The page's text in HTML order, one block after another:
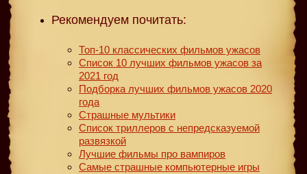
Рекомендуем почитать:
Топ-10 классических фильмов ужасов
Список 10 лучших фильмов ужасов за
2021 год
Подборка лучших фильмов ужасов 2020
года
Страшные мультики
Список триллеров с непредсказуемой
развязкой
Лучшие фильмы про вампиров
Самые страшные компьютерные игры